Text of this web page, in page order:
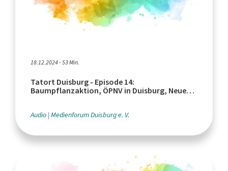
18.12.2024 - 53 Min.
Tatort Duisburg - Episode 14:
Baumpflanzaktion, ÖPNV in Duisburg, Neues
Audio Medienforum Duisburg e. V.